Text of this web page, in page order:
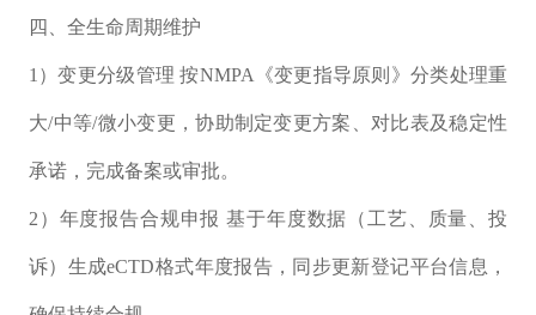
四、全生命周期维护
1）变更分级管理 按NMPA《变更指导原则》分类处理重
大/中等/微小变更，协助制定变更方案、对比表及稳定性
承诺，完成备案或审批。
2）年度报告合规申报 基于年度数据（工艺、质量、投
诉）生成eCTD格式年度报告，同步更新登记平台信息，